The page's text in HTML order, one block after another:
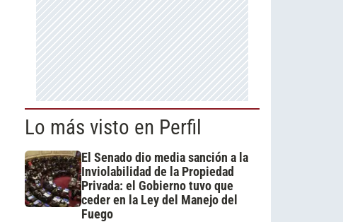
Lo más visto en Perfil
El Senado dio media sanción a la
Inviolabilidad de la Propiedad
Privada: el Gobierno tuvo que
ceder en la Ley del Manejo del
Fuego